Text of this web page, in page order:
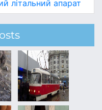
літальний апарат